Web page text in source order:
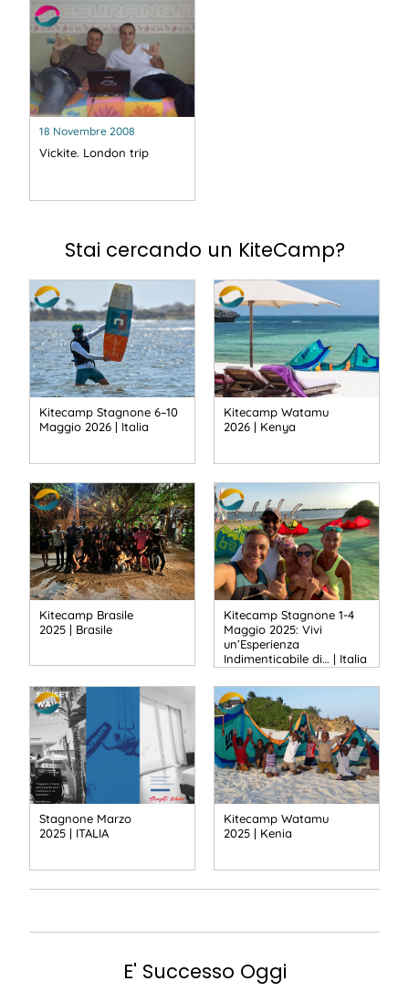
18 Novembre 2008
Vickite. London trip
Stai cercando un KiteCamp?
Kitecamp Stagnone 6–10
Maggio 2026 | Italia
Kitecamp Watamu
2026 | Kenya
Kitecamp Brasile
2025 | Brasile
Kitecamp Stagnone 1-4
Maggio 2025: Vivi
un’Esperienza
Indimenticabile di… | Italia
Stagnone Marzo
2025 | ITALIA
Kitecamp Watamu
2025 | Kenia
E' Successo Oggi